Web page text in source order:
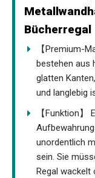
Bücherregal
【Premium-
bestehen aus
glatten
und langlebig
【Funktion】
unordentlich
sein. Sie
Regal